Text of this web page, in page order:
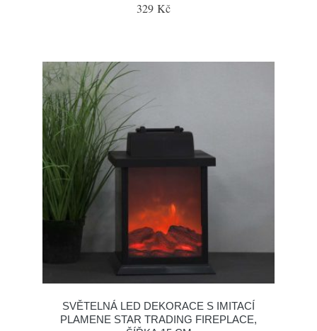
329 Kč
SVĚTELNÁ LED DEKORACE S IMITACÍ
PLAMENE STAR TRADING FIREPLACE,